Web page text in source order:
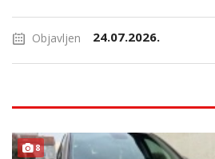
Objavljen 24.07.2026.
8